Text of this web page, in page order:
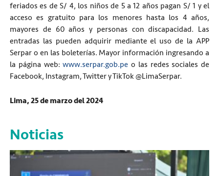
feriados es de S/ 4, los niños de 5 a 12 años pagan S/ 1 y el
acceso es gratuito para los menores hasta los 4 años,
mayores de 60 años y personas con discapacidad. Las
entradas las pueden adquirir mediante el uso de la APP
Serpar o en las boleterías. Mayor información ingresando a
la página web:www.serpar.gob.pe o las redes sociales de
Facebook, Instagram, Twitter y TikTok @LimaSerpar.
Lima, 25 de marzo del 2024
Noticias